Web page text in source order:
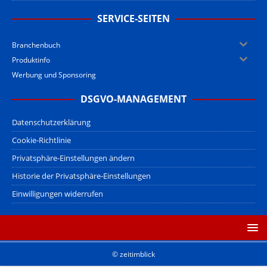
SERVICE-SEITEN
Branchenbuch
Produktinfo
Werbung und Sponsoring
DSGVO-MANAGEMENT
Datenschutzerklärung
Cookie-Richtlinie
Privatsphäre-Einstellungen ändern
Historie der Privatsphäre-Einstellungen
Einwilligungen widerrufen
© zeitimblick